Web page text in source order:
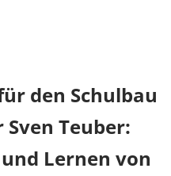
den Schulbau
Teuber:
Lernen von